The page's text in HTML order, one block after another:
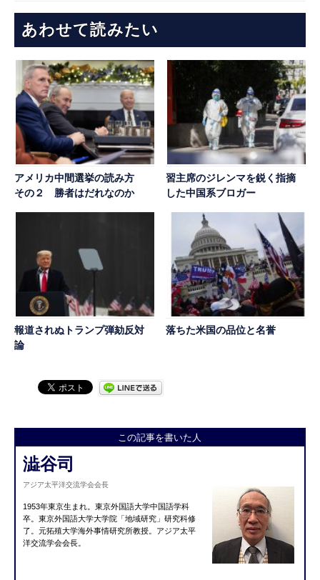
あわせて読みたい
アメリカ中間選挙の読み方
その２ 勝者はだれなのか
習主席のジレンマを鋭く指摘
した中国系ブロガー
報道されぬトランプ弾劾反対
論
落ちた米国の品位と名誉
この記事を書いた人
澁谷司
アジア太平洋交流学会会長
1953年東京生まれ。東京外国語大学中国語学科
卒。東京外国語大学大学院「地域研究」研究科修
了。元拓殖大学海外事情研究所教授。 アジア太平
洋交流学会会長。